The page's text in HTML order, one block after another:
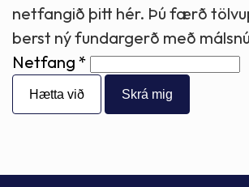
netfangið þitt hér. Þú færð
berst ný fundargerð með
Netfang
Hætta við